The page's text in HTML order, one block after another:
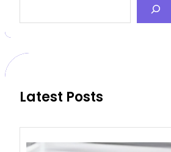
a
c
Latest Posts